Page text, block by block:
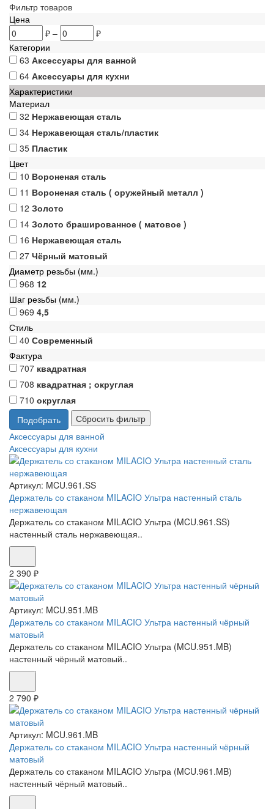
Фильтр товаров
Цена
₽ –
₽
Категории
63 Аксессуары для ванной
64 Аксессуары для кухни
Характеристики
Материал
32 Нержавеющая сталь
34 Нержавеющая сталь/пластик
35 Пластик
Цвет
10 Вороненая сталь
11 Вороненая сталь ( оружейный металл )
12 Золото
14 Золото брашированное ( матовое )
16 Нержавеющая сталь
27 Чёрный матовый
Диаметр резьбы (мм.)
968 12
Шаг резьбы (мм.)
969 4,5
Стиль
40 Современный
Фактура
707 квадратная
708 квадратная ; округлая
710 округлая
Аксессуары для ванной
Аксессуары для кухни
Артикул: MCU.961.SS
Держатель со стаканом MILACIO Ультра настенный сталь
нержавеющая
Держатель со стаканом MILACIO Ультра (MCU.961.SS)
настенный сталь нержавеющая..
2 390 ₽
Артикул: MCU.951.MB
Держатель со стаканом MILACIO Ультра настенный чёрный
матовый
Держатель со стаканом MILACIO Ультра (MCU.951.MB)
настенный чёрный матовый..
2 790 ₽
Артикул: MCU.961.MB
Держатель со стаканом MILACIO Ультра настенный чёрный
матовый
Держатель со стаканом MILACIO Ультра (MCU.961.MB)
настенный чёрный матовый..